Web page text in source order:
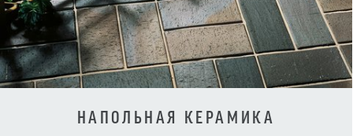
НАПОЛЬНАЯ КЕРАМИКА